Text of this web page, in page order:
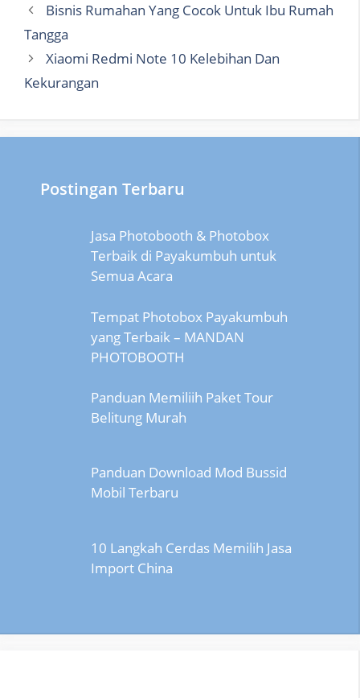
Bisnis Rumahan Yang Cocok Untuk Ibu Rumah
Tangga
Xiaomi Redmi Note 10 Kelebihan Dan
Kekurangan
Postingan Terbaru
Jasa Photobooth & Photobox
Terbaik di Payakumbuh untuk
Semua Acara
Tempat Photobox Payakumbuh
yang Terbaik – MANDAN
PHOTOBOOTH
Panduan Memiliih Paket Tour
Belitung Murah
Panduan Download Mod Bussid
Mobil Terbaru
10 Langkah Cerdas Memilih Jasa
Import China